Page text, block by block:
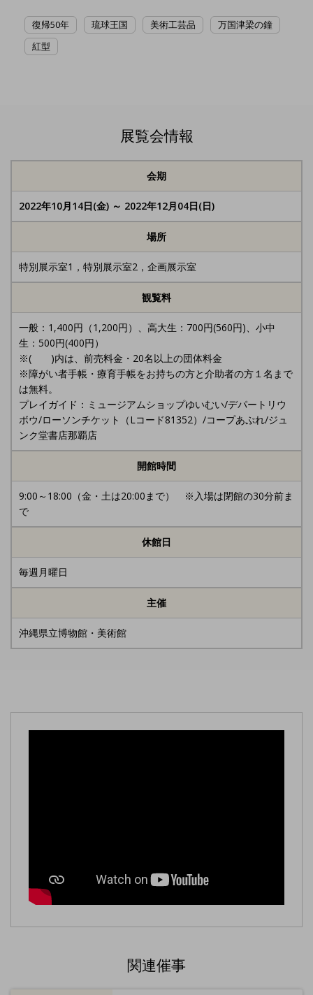
復帰50年 琉球王国 美術工芸品
万国津梁の鐘
紅型
展覧会情報
会期
2022年10月14日(金) ～ 2022年12月04日(日)
場所
特別展示室1，特別展示室2，企画展示室
観覧料
一般：1,400円（1,200円）、高大生：700円(560円)、小中
生：500円(400円）
※( )内は、前売料金・20名以上の団体料金
※障がい者手帳・療育手帳をお持ちの方と介助者の方１名まで
は無料。
プレイガイド：ミュージアムショップゆいむい/デパートリウ
ボウ/ローソンチケット（Lコード81352）/コープあぷれ/ジュ
ンク堂書店那覇店
開館時間
9:00～18:00（金・土は20:00まで） ※入場は閉館の30分前ま
で
休館日
毎週月曜日
主催
沖縄県立博物館・美術館
関連催事